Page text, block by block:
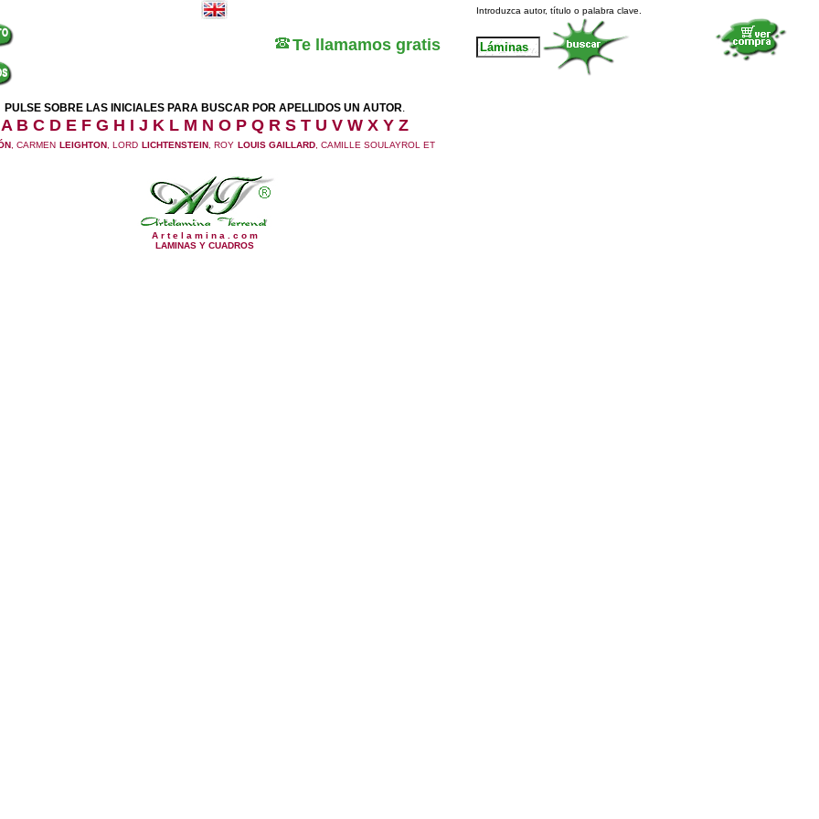
Te llamamos gratis
Introduzca autor, título o palabra clave.
PULSE SOBRE LAS INICIALES PARA BUSCAR POR APELLIDOS UN AUTOR.
A B C D E F G H I J K L M N O P Q R S T U V W X Y Z
, CARMEN LEIGHTON , LORD LICHTENSTEIN , ROY LOUIS GAILLARD , CAMILLE SOULAYROL ET
A r t e l a m i n a . c o m
LAMINAS Y CUADROS